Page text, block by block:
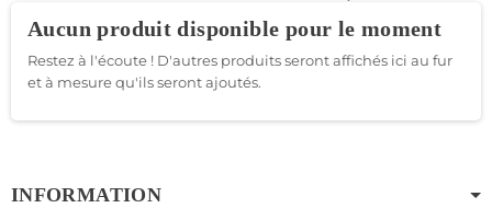
Aucun produit disponible pour le moment
Restez à l'écoute ! D'autres produits seront affichés ici au fur
et à mesure qu'ils seront ajoutés.
INFORMATION